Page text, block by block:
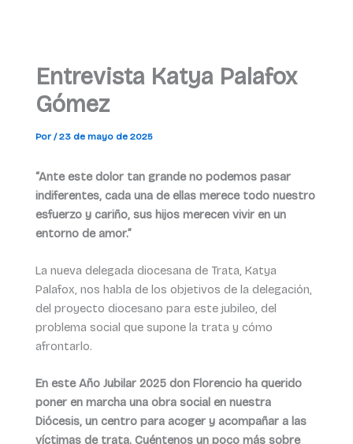
Entrevista Katya Palafox
Gómez
Por /23 de mayo de 2025
“Ante este dolor tan grande no podemos pasar
indiferentes, cada una de ellas merece todo nuestro
esfuerzo y cariño, sus hijos merecen vivir en un
entorno de amor.”
La nueva delegada diocesana de Trata, Katya
Palafox, nos habla de los objetivos de la delegación,
del proyecto diocesano para este jubileo, del
problema social que supone la trata y cómo
afrontarlo.
En este Año Jubilar 2025 don Florencio ha querido
poner en marcha una obra social en nuestra
Diócesis, un centro para acoger y acompañar a las
víctimas de trata. Cuéntenos un poco más sobre